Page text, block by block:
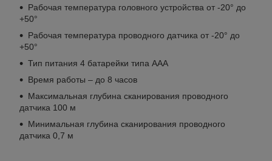
Рабочая температура головного устройства от -20° до
+50°
Рабочая температура проводного датчика от -20° до
+50°
Тип питания 4 батарейки типа ААА
Время работы – до 8 часов
Максимальная глубина сканирования проводного
датчика 100 м
Минимальная глубина сканирования проводного
датчика 0,7 м